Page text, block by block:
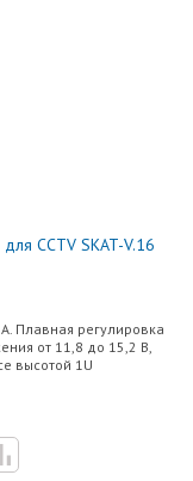
CCTV SKAT-V.16
Плавная регулировка
от 11,8 до 15,2 В,
высотой 1U